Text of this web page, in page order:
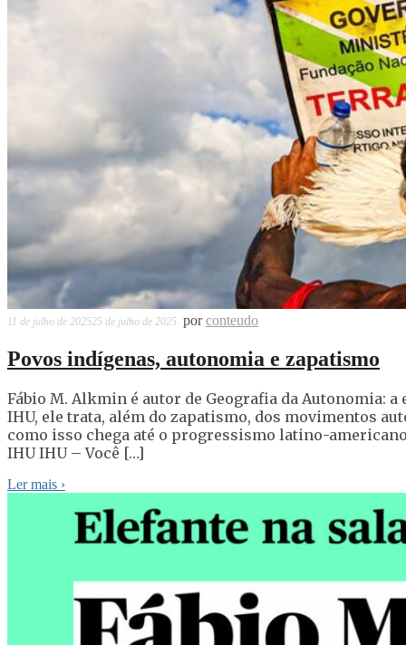
11 de julho de 202525 de julho de 2025 porconteudo
Povos indígenas, autonomia e zapatismo
Fábio M. Alkmin é autor de Geografia da Autonomia:
IHU, ele trata, além do zapatismo, dos movimentos
como isso chega até o progressismo latino-
IHU IHU – Você […]
Ler mais ›